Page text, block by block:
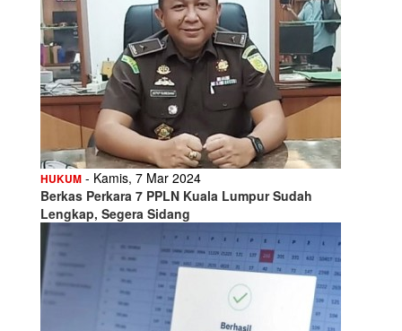
HUKUM - Kamis, 7 Mar 2024
Berkas Perkara 7 PPLN Kuala Lumpur Sudah
Lengkap, Segera Sidang